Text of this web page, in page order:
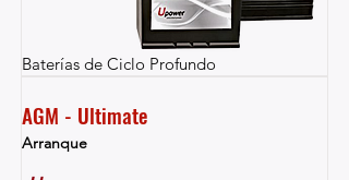
Baterías de Ciclo Profundo
AGM - Ultimate
Arranque